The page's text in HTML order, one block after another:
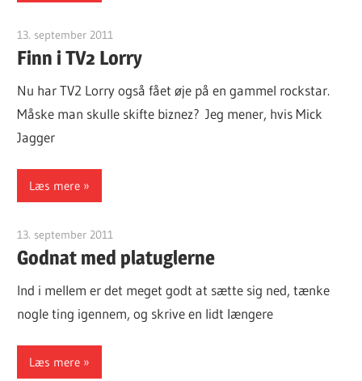
13. september 2011
Finn i TV2 Lorry
Nu har TV2 Lorry også fået øje på en gammel rockstar.
Måske man skulle skifte biznez? Jeg mener, hvis Mick
Jagger
Læs mere
13. september 2011
Godnat med platuglerne
Ind i mellem er det meget godt at sætte sig ned, tænke
nogle ting igennem, og skrive en lidt længere
Læs mere